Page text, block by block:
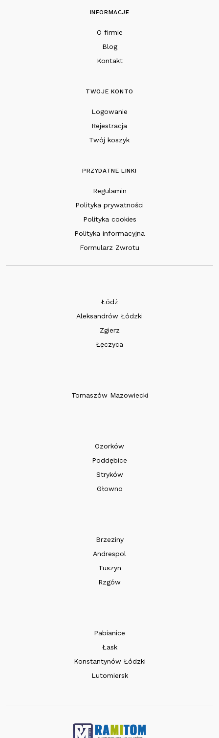
INFORMACJE
O firmie
Blog
Kontakt
TWOJE KONTO
Logowanie
Rejestracja
Twój koszyk
PRZYDATNE LINKI
Regulamin
Polityka prywatności
Polityka cookies
Polityka informacyjna
Formularz Zwrotu
Łódź
Aleksandrów Łódzki
Zgierz
Łęczyca
Ozorków
Poddębice
Stryków
Głowno
Brzeziny
Andrespol
Tuszyn
Rzgów
Pabianice
Łask
Konstantynów Łódzki
Lutomiersk
Tomaszów Mazowiecki